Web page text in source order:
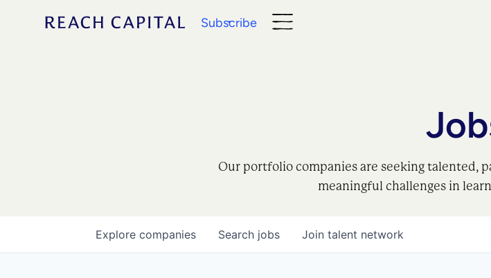
Subscribe
Our portfolio companies are seeking talented,
meaningful challenges in
Search jobs
Explore companies Join talent network